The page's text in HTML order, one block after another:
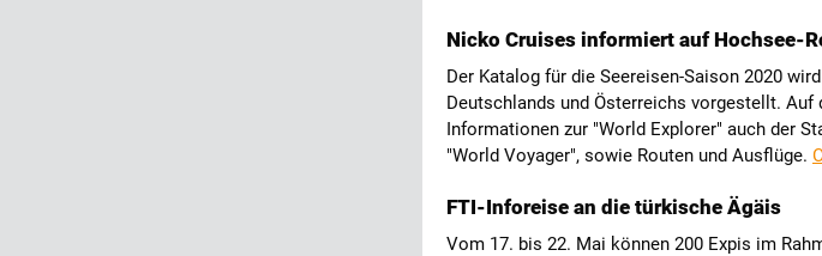
Nicko Cruises informiert auf Hochsee-
Der Katalog für die Seereisen-Saison 2020
Deutschlands und Österreichs vorgestellt. Auf
Informationen zur "World Explorer" auch der
"World Voyager", sowie Routen und Ausflüge.
FTI-Inforeise an die türkische Ägäis
Vom 17. bis 22. Mai können 200 Expis im